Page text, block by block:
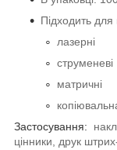
Підходить для
лазерні
струменеві
матричні
Застосування:
цінники, друк